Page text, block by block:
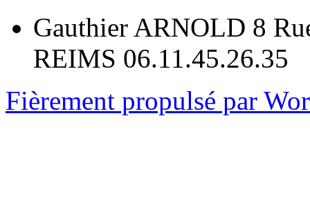
Gauthier ARNOLD 8
REIMS 06.11.45.26.35
Fièrement propulsé par